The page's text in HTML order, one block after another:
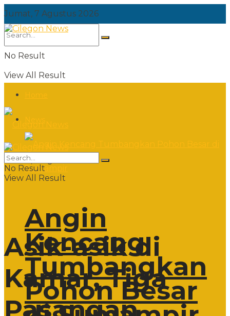
Jumat, 7 Agustus 2026
No Result
View All Result
Angin
Kencang
Tumbangkan
Pohon Besar
Jumat, 7 Agustus 2026
No Result
View All Result
Asik-asik di
Kamar, Tiga
Pasangan